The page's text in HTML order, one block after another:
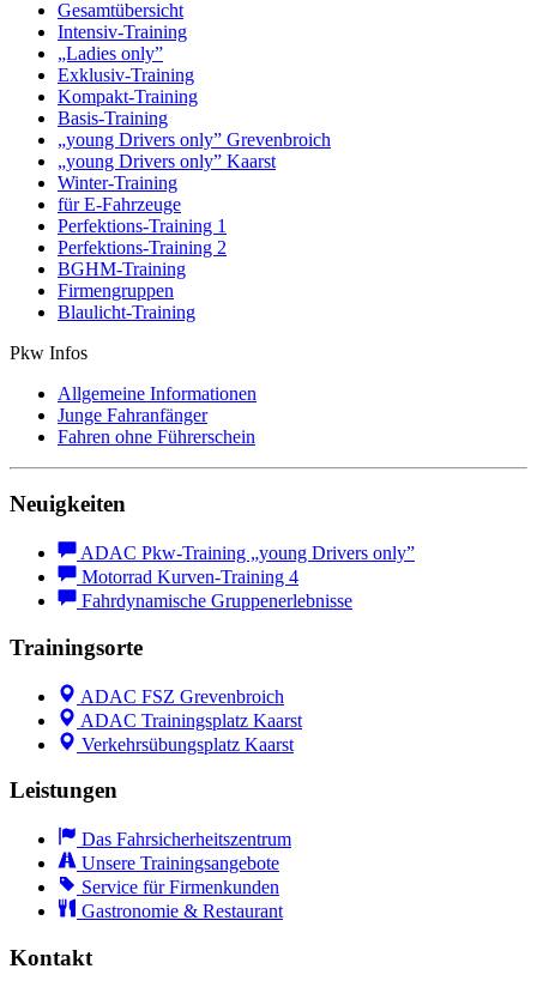
Gesamtübersicht
Intensiv-Training
„Ladies only”
Exklusiv-Training
Kompakt-Training
Basis-Training
„young Drivers only” Grevenbroich
„young Drivers only” Kaarst
Winter-Training
für E-Fahrzeuge
Perfektions-Training 1
Perfektions-Training 2
BGHM-Training
Firmengruppen
Blaulicht-Training
Pkw Infos
Allgemeine Informationen
Junge Fahranfänger
Fahren ohne Führerschein
Neuigkeiten
ADAC Pkw-Training „young Drivers only”
Motorrad Kurven-Training 4
Fahrdynamische Gruppenerlebnisse
Trainingsorte
ADAC FSZ Grevenbroich
ADAC Trainingsplatz Kaarst
Verkehrsübungsplatz Kaarst
Leistungen
Das Fahrsicherheitszentrum
Unsere Trainingsangebote
Service für Firmenkunden
Gastronomie & Restaurant
Kontakt